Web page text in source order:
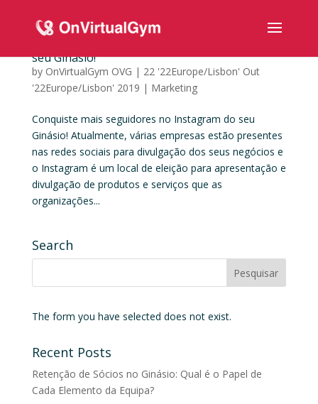
seu Ginásio!
by OnVirtualGym OVG | 22 '22Europe/Lisbon' Out
'22Europe/Lisbon' 2019 | Marketing
Conquiste mais seguidores no Instagram do seu
Ginásio! Atualmente, várias empresas estão presentes
nas redes sociais para divulgação dos seus negócios e
o Instagram é um local de eleição para apresentação e
divulgação de produtos e serviços que as
organizações...
Search
The form you have selected does not exist.
Recent Posts
Retenção de Sócios no Ginásio: Qual é o Papel de
Cada Elemento da Equipa?